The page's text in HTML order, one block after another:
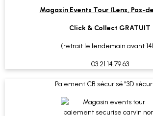
Magasin Events Tour (Lens, Pas-
Click & Collect GRATUIT
(retrait le lendemain avant
03.21.14.79.63
Paiement CB sécurisé "3D